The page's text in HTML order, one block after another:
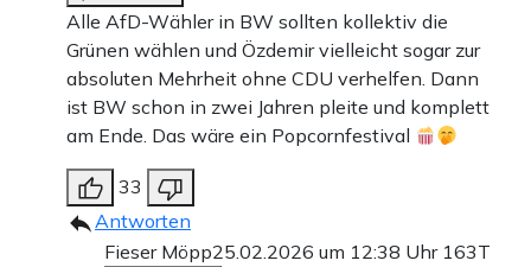
Alle AfD-Wähler in BW sollten kollektiv die
Grünen wählen und Özdemir vielleicht sogar zur
absoluten Mehrheit ohne CDU verhelfen. Dann
ist BW schon in zwei Jahren pleite und komplett
am Ende. Das wäre ein Popcornfestival
33
Antworten
Fieser Möpp25.02.2026 um 12:38 Uhr 163T